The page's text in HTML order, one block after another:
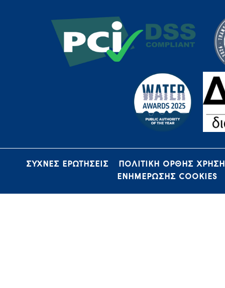
ΣΥΧΝΕΣ ΕΡΩΤΗΣΕΙΣ
ΠΟΛΙΤΙΚΗ ΟΡΘΗΣ
ΕΝΗΜΕΡΩΣΗΣ COOKIES